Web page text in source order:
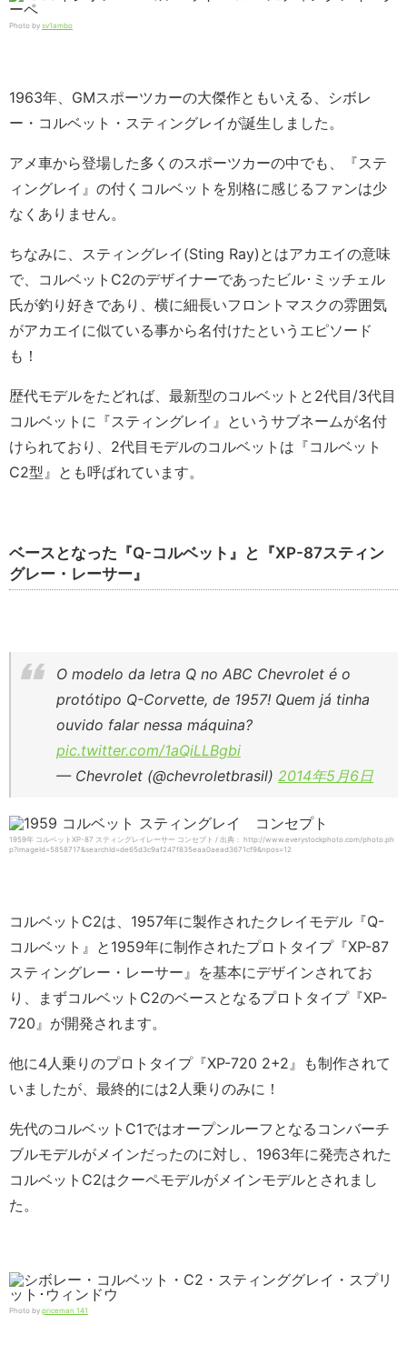
Photo by sv1ambo
1963年、GMスポーツカーの大傑作ともいえる、シボレ
ー・コルベット・スティングレイが誕生しました。
アメ車から登場した多くのスポーツカーの中でも、『ステ
ィングレイ』の付くコルベットを別格に感じるファンは少
なくありません。
ちなみに、スティングレイ(Sting Ray)とはアカエイの意味
で、コルベットC2のデザイナーであったビル･ミッチェル
氏が釣り好きであり、横に細長いフロントマスクの雰囲気
がアカエイに似ている事から名付けたというエピソード
も！
歴代モデルをたどれば、最新型のコルベットと2代目/3代目
コルベットに『スティングレイ』というサブネームが名付
けられており、2代目モデルのコルベットは『コルベット
C2型』とも呼ばれています。
ベースとなった『Q-コルベット』と『XP-87スティン
グレー・レーサー』
O modelo da letra Q no ABC Chevrolet é o
protótipo Q-Corvette, de 1957! Quem já tinha
ouvido falar nessa máquina?
pic.twitter.com/1aQiLLBgbi
— Chevrolet (@chevroletbrasil) 2014年5月6日
1959年 コルベットXP-87 スティングレイレーサー コンセプト / 出典： http://www.everystockphoto.com/photo.ph
p?imageId=5858717&searchId=de65d3c9af247f835eaa0aead3671cf9&npos=12
コルベットC2は、1957年に製作されたクレイモデル『Q-
コルベット』と1959年に制作されたプロトタイプ『XP-87
スティングレー・レーサー』を基本にデザインされてお
り、まずコルベットC2のベースとなるプロトタイプ『XP-
720』が開発されます。
他に4人乗りのプロトタイプ『XP-720 2+2』も制作されて
いましたが、最終的には2人乗りのみに！
先代のコルベットC1ではオープンルーフとなるコンバーチ
ブルモデルがメインだったのに対し、1963年に発売された
コルベットC2はクーペモデルがメインモデルとされまし
た。
Photo by priceman 141